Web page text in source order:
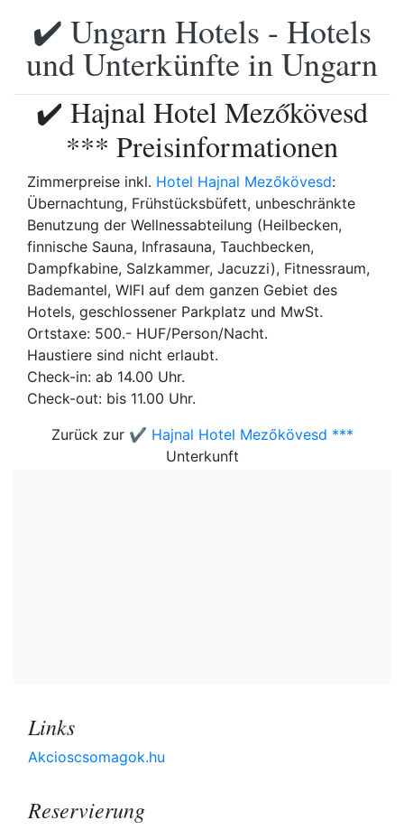
✔️ Ungarn Hotels - Hotels
und Unterkünfte in Ungarn
✔️ Hajnal Hotel Mezőkövesd
*** Preisinformationen
Zimmerpreise inkl. Hotel Hajnal Mezőkövesd:
Übernachtung, Frühstücksbüfett, unbeschränkte
Benutzung der Wellnessabteilung (Heilbecken,
finnische Sauna, Infrasauna, Tauchbecken,
Dampfkabine, Salzkammer, Jacuzzi), Fitnessraum,
Bademantel, WIFI auf dem ganzen Gebiet des
Hotels, geschlossener Parkplatz und MwSt.
Ortstaxe: 500.- HUF/Person/Nacht.
Haustiere sind nicht erlaubt.
Check-in: ab 14.00 Uhr.
Check-out: bis 11.00 Uhr.
Zurück zur ✔️ Hajnal Hotel Mezőkövesd ***
Unterkunft
Links
Akcioscsomagok.hu
Reservierung